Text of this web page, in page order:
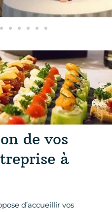
de vos
à
d’accueillir vos